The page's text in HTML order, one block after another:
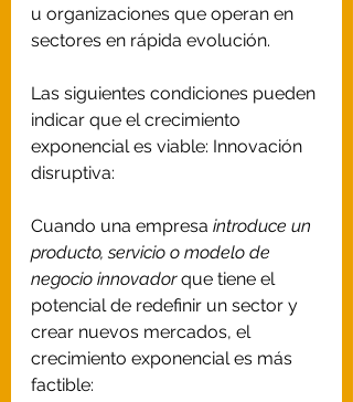
u organizaciones que operan en
sectores en rápida evolución.
Las siguientes condiciones pueden
indicar que el crecimiento
exponencial es viable: Innovación
disruptiva:
Cuando una empresa introduce un
producto, servicio o modelo de
negocio innovador que tiene el
potencial de redefinir un sector y
crear nuevos mercados, el
crecimiento exponencial es más
factible: